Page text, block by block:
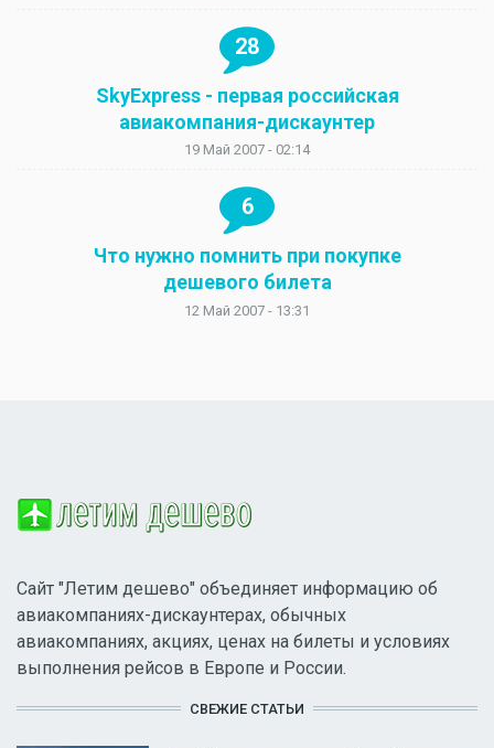
28
SkyExpress - первая российская
авиакомпания-дискаунтер
19 Май 2007 - 02:14
6
Что нужно помнить при покупке
дешевого билета
12 Май 2007 - 13:31
Сайт "Летим дешево" объединяет информацию об
авиакомпаниях-дискаунтерах, обычных
авиакомпаниях, акциях, ценах на билеты и условиях
выполнения рейсов в Европе и России.
СВЕЖИЕ СТАТЬИ